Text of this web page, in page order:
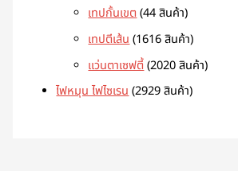
เทปกั้นเขต 44 สินค้า
เทปตีเส้น 1616 สินค้า
แว่นตาเซฟตี้ 2020 สินค้า
ไฟหมุน ไฟไซเรน 2929 สินค้า